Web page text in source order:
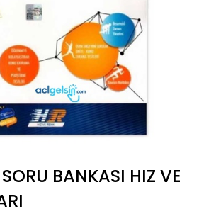
BANKASI HIZ VE